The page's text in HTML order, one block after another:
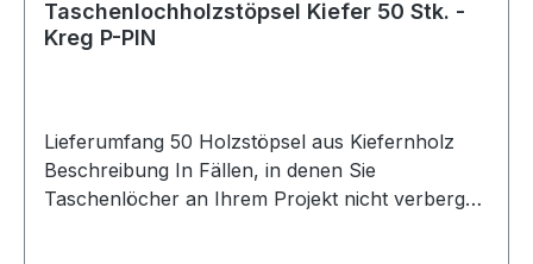
Taschenlochholzstöpsel Kiefer 50 Stk. -
Kreg P-PIN
Lieferumfang 50 Holzstöpsel aus Kiefernholz
Beschreibung In Fällen, in denen Sie
Taschenlöcher an Ihrem Projekt nicht verbergen